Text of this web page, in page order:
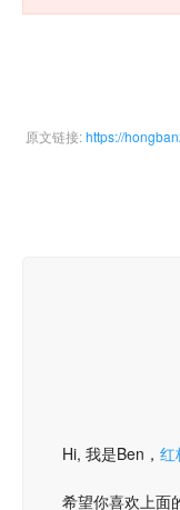
原文链接:https://
Hi, 我是Ben， 红
希望你喜欢上面